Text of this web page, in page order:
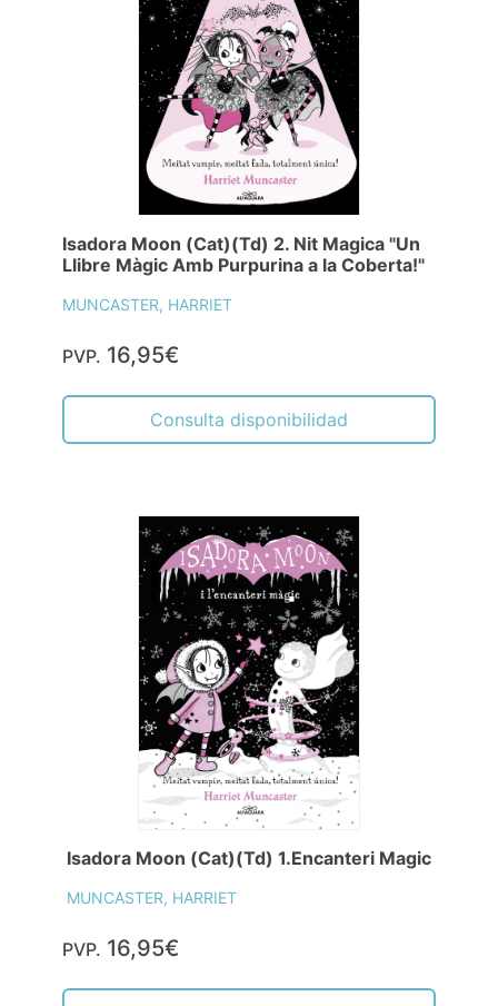
Isadora Moon (Cat)(Td) 2. Nit Magica "Un
Llibre Màgic Amb Purpurina a la Coberta!"
MUNCASTER, HARRIET
PVP. 16,95€
Consulta disponibilidad
Isadora Moon (Cat)(Td) 1.Encanteri Magic
MUNCASTER, HARRIET
PVP. 16,95€